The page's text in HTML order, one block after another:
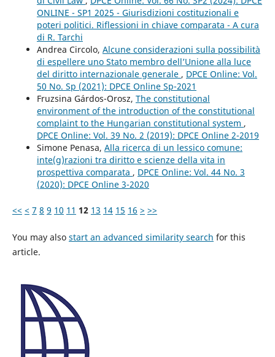
ONLINE - SP1 2025 - Giurisdizioni costituzionali e
poteri politici. Riflessioni in chiave comparata - A cura
di R. Tarchi
Andrea Circolo, Alcune considerazioni sulla possibilità
di espellere uno Stato membro dell’Unione alla luce
del diritto internazionale generale , DPCE Online: Vol.
50 No. Sp (2021): DPCE Online Sp-2021
Fruzsina Gárdos-Orosz, The constitutional
environment of the introduction of the constitutional
complaint to the Hungarian constitutional system ,
DPCE Online: Vol. 39 No. 2 (2019): DPCE Online 2-2019
Simone Penasa, Alla ricerca di un lessico comune:
inte(g)razioni tra diritto e scienze della vita in
prospettiva comparata , DPCE Online: Vol. 44 No. 3
(2020): DPCE Online 3-2020
<< < 7 8 9 10 11 12 13 14 15 16 > >>
You may also start an advanced similarity search for this
article.